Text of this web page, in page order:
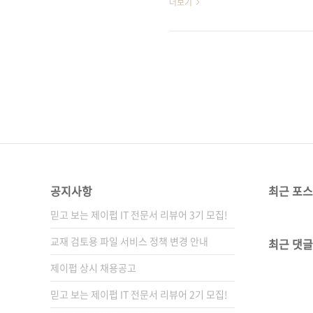
공지사항
믿고 보는 제이펍 IT 전문서 리뷰어 3기 모집!
교재 검토용 파일 서비스 정책 변경 안내
제이펍 상시 채용공고
믿고 보는 제이펍 IT 전문서 리뷰어 2기 모집!
최근 포
최근 댓글